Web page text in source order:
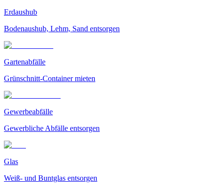
Erdaushub
Bodenaushub, Lehm, Sand entsorgen
Gartenabfälle
Grünschnitt-Container mieten
Gewerbeabfälle
Gewerbliche Abfälle entsorgen
Glas
Weiß- und Buntglas entsorgen